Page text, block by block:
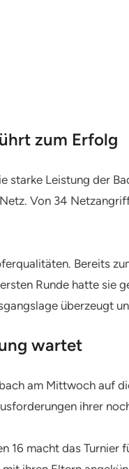
zum Erfolg
starke Leistung der
Von 34
Bereits
Runde hatte sie
überzeugt
wartet
am Mittwoch auf
ihrer
16 macht das